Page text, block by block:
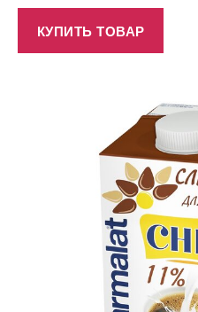
КУПИТЬ ТОВАР